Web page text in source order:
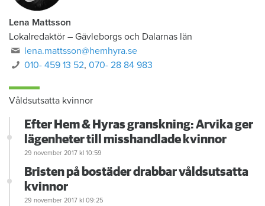
Lena Mattsson
Lokalredaktör – Gävleborgs och Dalarnas län
lena.mattsson@hemhyra.se
010- 459 13 52,070- 28 84 983
Våldsutsatta kvinnor
Efter Hem & Hyras granskning: Arvika ger
lägenheter till misshandlade kvinnor
29 november 2017 kl 10:59
Bristen på bostäder drabbar våldsutsatta
kvinnor
29 november 2017 kl 09:25